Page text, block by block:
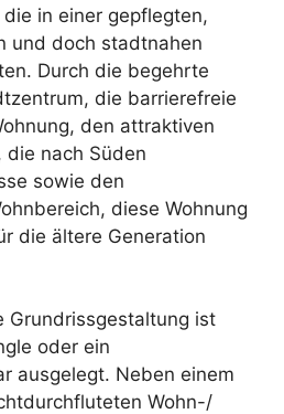
in einer gepflegten,
und doch stadtnahen
Durch die begehrte
die barrierefreie
den attraktiven
die nach Süden
sowie den
diese Wohnung
die ältere Generation
Grundrissgestaltung ist
oder ein
ausgelegt. Neben einem
Wohn-/